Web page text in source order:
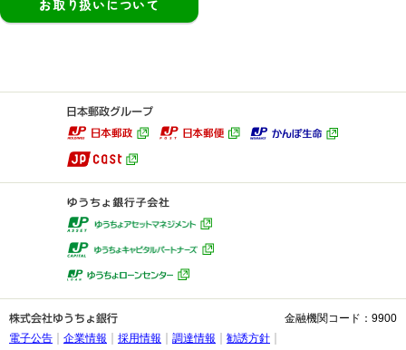
お取り扱いについて
金融機関コード：9900
電子公告
企業情報 採用情報 調達情報 勧誘方針